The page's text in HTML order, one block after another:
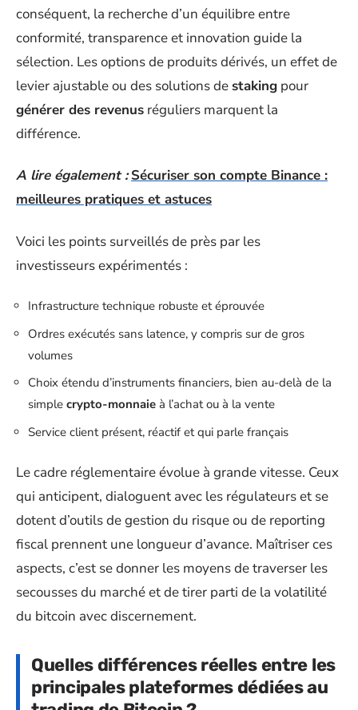
conséquent, la recherche d’un équilibre entre
conformité, transparence et innovation guide la
sélection. Les options de produits dérivés, un effet de
levier ajustable ou des solutions de staking pour
générer des revenus réguliers marquent la
différence.
A lire également : Sécuriser son compte Binance :
meilleures pratiques et astuces
Voici les points surveillés de près par les
investisseurs expérimentés :
Infrastructure technique robuste et éprouvée
Ordres exécutés sans latence, y compris sur de gros
volumes
Choix étendu d’instruments financiers, bien au-delà de la
simple crypto-monnaie à l’achat ou à la vente
Service client présent, réactif et qui parle français
Le cadre réglementaire évolue à grande vitesse. Ceux
qui anticipent, dialoguent avec les régulateurs et se
dotent d’outils de gestion du risque ou de reporting
fiscal prennent une longueur d’avance. Maîtriser ces
aspects, c’est se donner les moyens de traverser les
secousses du marché et de tirer parti de la volatilité
du bitcoin avec discernement.
Quelles différences réelles entre les
principales plateformes dédiées au